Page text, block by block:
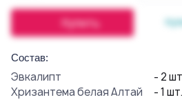
Купить
Состав:
Эвкалипт
- 2
Хризантема белая Алтай
- 1 шт.